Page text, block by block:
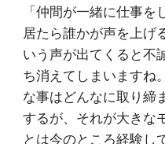
「仲間が一緒に仕事
居たら誰かが声を上げ
いう声が出てくると不
ち消えてしまいますね
な事はどんなに取り締
するが、それが大きな
とは今のところ経験し